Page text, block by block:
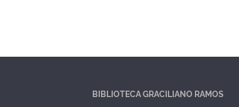
BIBLIOTECA GRACILIANO RAMOS